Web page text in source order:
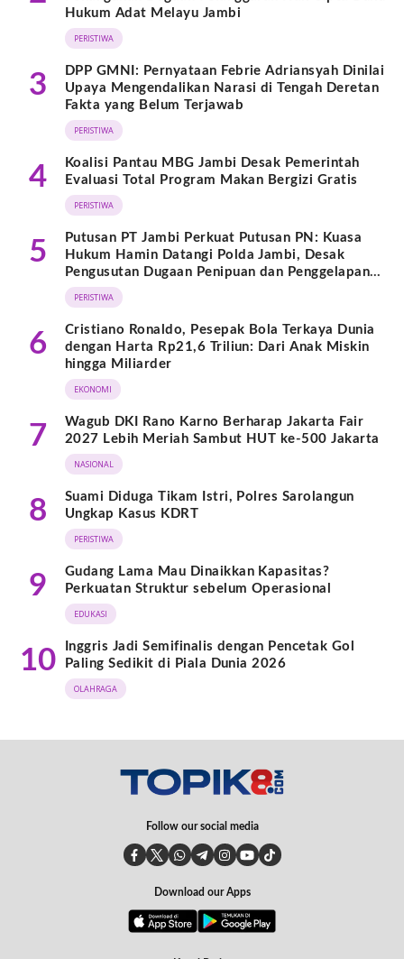
Hukum Adat Melayu Jambi
PERISTIWA
3
DPP GMNI: Pernyataan Febrie Adriansyah Dinilai
Upaya Mengendalikan Narasi di Tengah Deretan
Fakta yang Belum Terjawab
PERISTIWA
4
Koalisi Pantau MBG Jambi Desak Pemerintah
Evaluasi Total Program Makan Bergizi Gratis
PERISTIWA
5
Putusan PT Jambi Perkuat Putusan PN: Kuasa
Hukum Hamin Datangi Polda Jambi, Desak
Pengusutan Dugaan Penipuan dan Penggelapan
BPKB
PERISTIWA
6
Cristiano Ronaldo, Pesepak Bola Terkaya Dunia
dengan Harta Rp21,6 Triliun: Dari Anak Miskin
hingga Miliarder
EKONOMI
7
Wagub DKI Rano Karno Berharap Jakarta Fair
2027 Lebih Meriah Sambut HUT ke-500 Jakarta
NASIONAL
8
Suami Diduga Tikam Istri, Polres Sarolangun
Ungkap Kasus KDRT
PERISTIWA
9
Gudang Lama Mau Dinaikkan Kapasitas?
Perkuatan Struktur sebelum Operasional
EDUKASI
10
Inggris Jadi Semifinalis dengan Pencetak Gol
Paling Sedikit di Piala Dunia 2026
OLAHRAGA
Follow our social media
Download our Apps